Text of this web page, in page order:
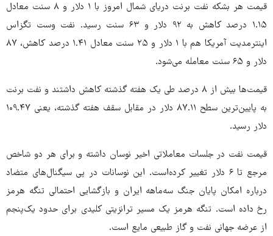
قیمت هر بشکه نفت برنت دریای شمال امروز با ۱ دلار و ۸ سنت معادل
۱.۱۵ درصد کاهش به ۹۲ دلار و ۶۳ سنت رسید. نفت وست تگزاس
اینترمدیت آمریکا هم با ۱ دلار و ۲۵ سنت معادل ۱.۴۱ درصد کاهش، ۸۷
دلار و ۶۵ سنت معامله می‌شود.
قیمت‌ها بیش از ۸ درصد طی یک هفته گذشته کاهش داشتند و نفت برنت
به پایین‌ترین سطح ۸۷.۱۱ دلار در مقابل سقف هفته گذشته، یعنی ۱۰۹.۴۷
دلار رسید.
قیمت‌ نفت در جلسات معاملاتی اخیر نوسان داشته‌ و برای هر دو شاخص
مرجع تا ۶ دلار تغییر کرده‌است. این نوسانات در پی سیگنال‌های متضاد
درباره امکان پایان جنگ سه‌ماهه ایران و بازگشایی احتمالی تنگه هرمز
رخ داده است. تنگه هرمز یک مسیر ترانزیتی کلیدی برای حدود یک‌پنجم
از عرضه جهانی نفت و گاز طبیعی مایع است.